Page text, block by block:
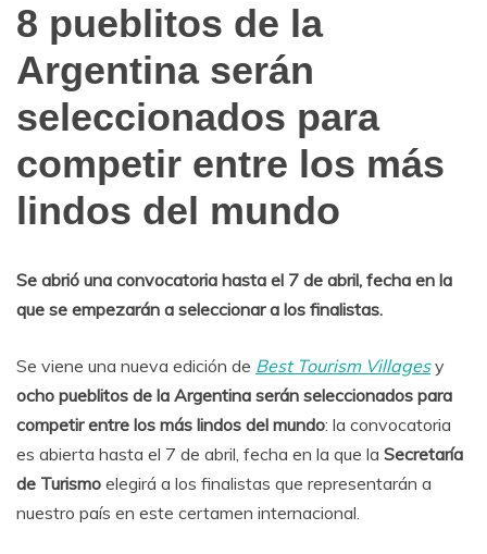
Nacionales
8 pueblitos de la
Argentina serán
seleccionados para
competir entre los más
lindos del mundo
Se abrió una convocatoria hasta el 7 de abril, fecha en la
que se empezarán a seleccionar a los finalistas.
Se viene una nueva edición de Best Tourism Villagesy
ocho pueblitos de la Argentina serán seleccionados para
competir entre los más lindos del mundo: la convocatoria
es abierta hasta el 7 de abril, fecha en la que la Secretaría
de Turismo elegirá a los finalistas que representarán a
nuestro país en este certamen internacional.